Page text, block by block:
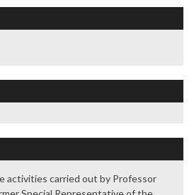
activities carried out by Professor